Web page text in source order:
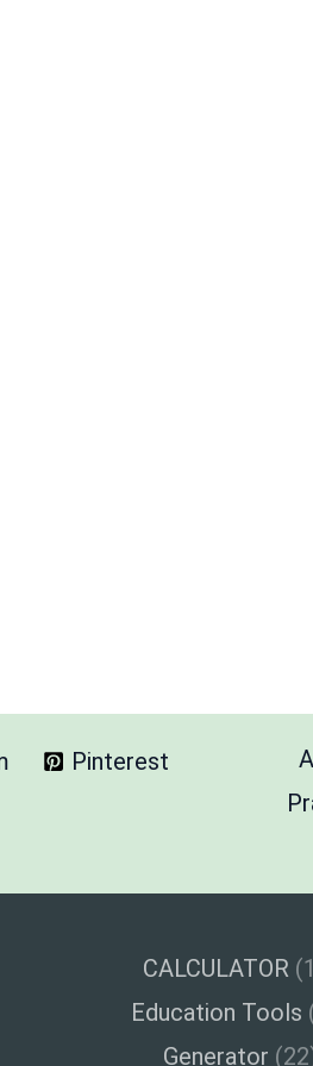
Pinterest
CALCULATOR
Education Tools
Generator